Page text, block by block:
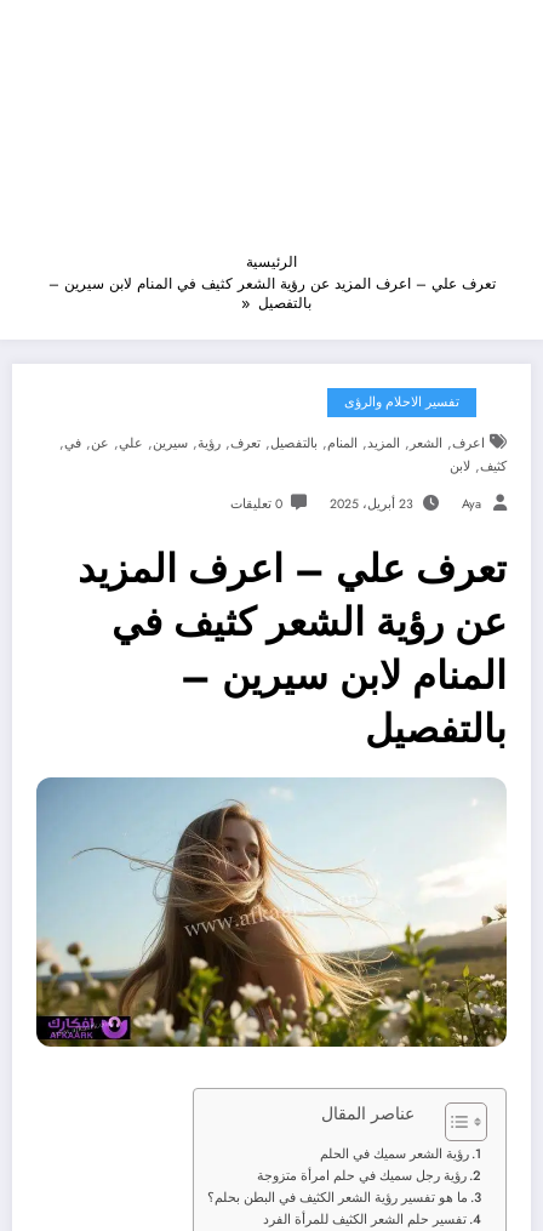
الرئيسية
تعرف علي – اعرف المزيد عن رؤية الشعر كثيف في المنام لابن سيرين –
بالتفصيل
تفسير الاحلام والرؤى
اعرف, الشعر , المزيد, المنام, بالتفصيل, تعرف, رؤية, سيرين, علي, عن, في,
كثيف, لابن
Aya 23 أبريل، 2025 0 تعليقات
تعرف علي – اعرف المزيد
عن رؤية الشعر كثيف في
المنام لابن سيرين –
بالتفصيل
عناصر المقال
رؤية الشعر سميك في الحلم
رؤية رجل سميك في حلم امرأة متزوجة
ما هو تفسير رؤية الشعر الكثيف في البطن بحلم؟
تفسير حلم الشعر الكثيف للمرأة الفرد